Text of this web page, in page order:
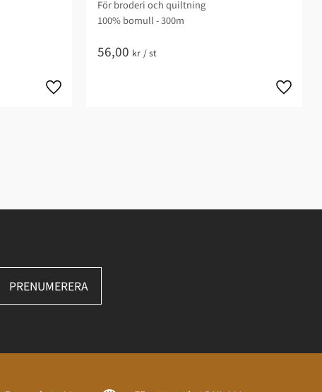
För broderi och quiltning​
100% bomull - 300m
56,00 kr /st
PRENUMERERA